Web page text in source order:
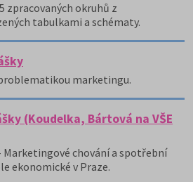
zpracovaných okruhů z
tabulkami a schématy.
marketingu.
(Koudelka, Bártová na VŠE
Marketingové chování a spotřební
ekonomické v Praze.